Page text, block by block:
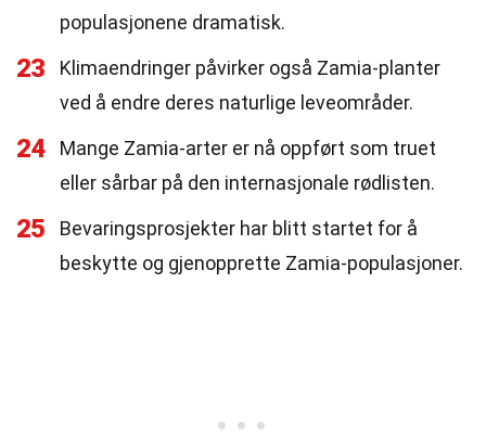
populasjonene dramatisk.
23
Klimaendringer påvirker også Zamia-planter
ved å endre deres naturlige leveområder.
24
Mange Zamia-arter er nå oppført som truet
eller sårbar på den internasjonale rødlisten.
25
Bevaringsprosjekter har blitt startet for å
beskytte og gjenopprette Zamia-populasjoner.